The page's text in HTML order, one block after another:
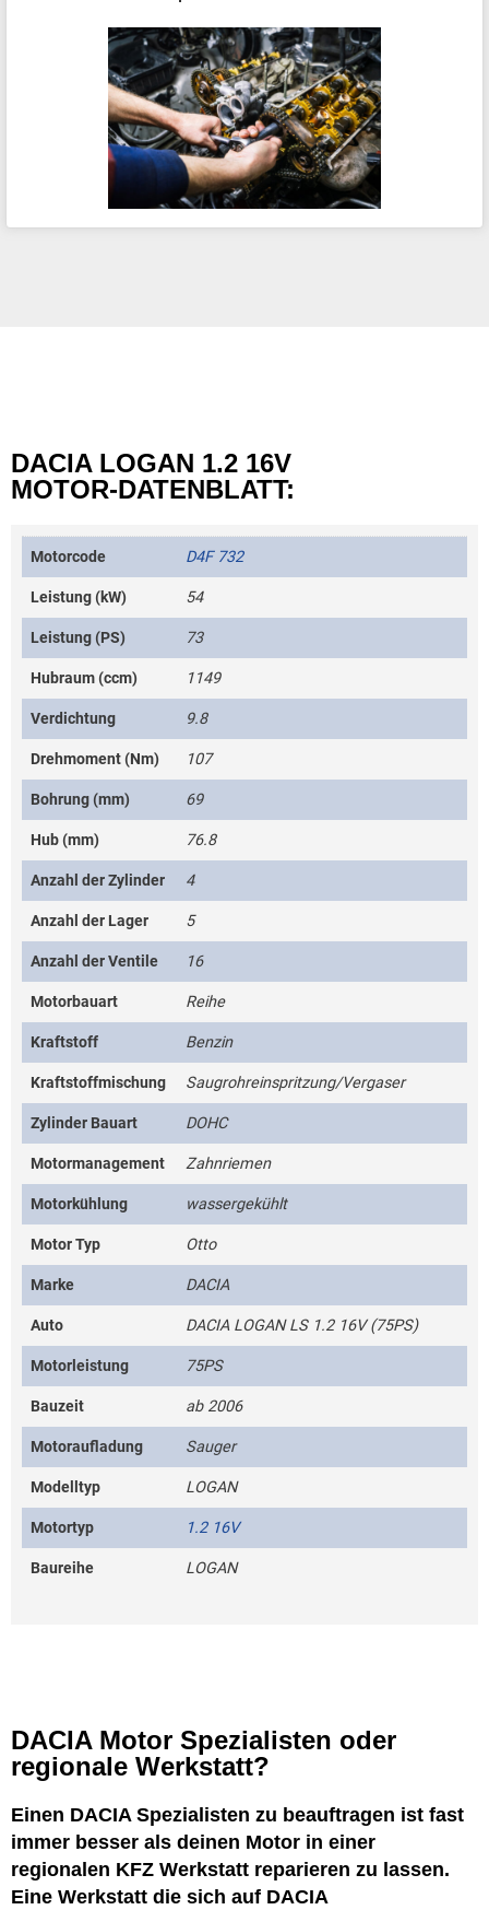
DACIA LOGAN 1.2 16V
MOTOR-DATENBLATT:
Motorcode D4F 732
Leistung (kW) 54
Leistung (PS) 73
Hubraum (ccm) 1149
Verdichtung 9.8
Drehmoment (Nm) 107
Bohrung (mm) 69
Hub (mm) 76.8
Anzahl der Zylinder 4
Anzahl der Lager 5
Anzahl der Ventile 16
Motorbauart Reihe
Kraftstoff Benzin
Kraftstoffmischung Saugrohreinspritzung/Vergaser
Zylinder Bauart DOHC
Motormanagement Zahnriemen
Motorkühlung wassergekühlt
Motor Typ Otto
Marke DACIA
Auto DACIA LOGAN LS 1.2 16V (75PS)
Motorleistung 75PS
Bauzeit ab 2006
Motoraufladung Sauger
Modelltyp LOGAN
Motortyp 1.2 16V
Baureihe LOGAN
DACIA Motor Spezialisten oder
regionale Werkstatt?
Einen DACIA Spezialisten zu beauftragen ist fast
immer besser als deinen Motor in einer
regionalen KFZ Werkstatt reparieren zu lassen.
Eine Werkstatt die sich auf DACIA